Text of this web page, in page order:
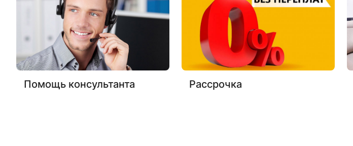
Помощь консультанта Рассрочка